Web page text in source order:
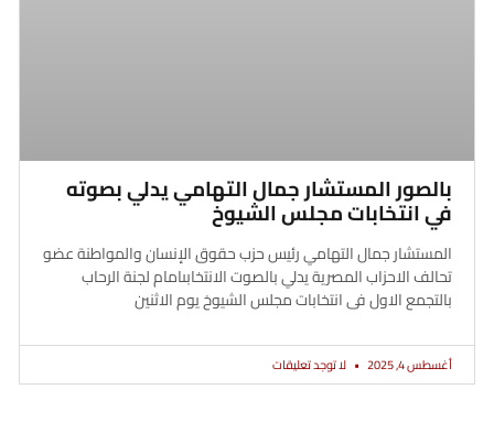
بالصور المستشار جمال التهامي يدلي بصوته
في انتخابات مجلس الشيوخ
المستشار جمال التهامي رئيس حزب حقوق الإنسان والمواطنة عضو
تحالف الاحزاب المصرية يدلي بالصوت الانتخابىامام لجنة الرحاب
بالتجمع الاول فى انتخابات مجلس الشيوخ يوم الاثنين
أغسطس 4, 2025 لا توجد تعليقات